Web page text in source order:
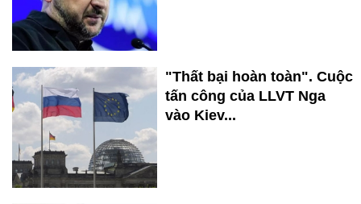
"Thất bại hoàn toàn". Cuộc
tấn công của LLVT Nga
vào Kiev...